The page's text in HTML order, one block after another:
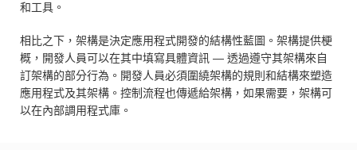
和工具。
相比之下，架構是決定應用程式開發的結構性藍圖。架構提供梗
概，開發人員可以在其中填寫具體資訊 — 透過遵守其架構來自
訂架構的部分行為。開發人員必須圍繞架構的規則和結構來塑造
應用程式及其架構。控制流程也傳遞給架構，如果需要，架構可
以在內部調用程式庫。